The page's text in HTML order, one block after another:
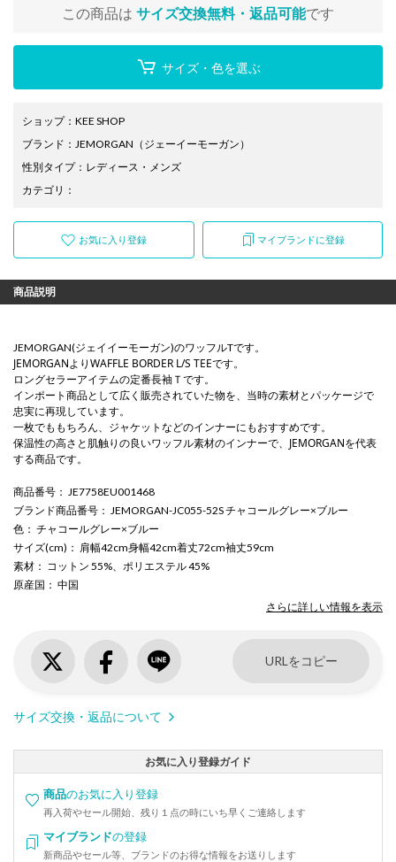
この商品は サイズ交換無料・返品可能です
サイズ・色を選ぶ
ショップ： KEE SHOP
ブランド ： JEMORGAN （ジェーイーモーガン）
性別タイプ： レディース ・ メンズ
カテゴリ ：
お気に入り登録 マイブランドに登録
商品説明
JEMORGAN(ジェイイーモーガン)のワッフルTです。
JEMORGANよりWAFFLE BORDER L/S TEEです。
ロングセラーアイテムの定番長袖Ｔです。
インポート商品として広く販売されていた物を、当時の素材とパッケージで
忠実に再現しています。
一枚でももちろん、ジャケットなどのインナーにもおすすめです。
保温性の高さと肌触りの良いワッフル素材のインナーで、JEMORGANを代表
する商品です。
商品番号 ： JE7758EU001468
ブランド商品番号 ： JEMORGAN-JC055-52S チャコールグレー×ブルー
色 ： チャコールグレー×ブルー
サイズ(cm) ： 肩幅42cm身幅42cm着丈72cm袖丈59cm
素材 ： コットン 55%、ポリエステル 45%
原産国 ： 中国
さらに詳しい情報を表示
URLをコピー
サイズ交換・返品について
お気に入り登録ガイド
商品のお気に入り登録
再入荷やセール開始、残り１点の時にいち早くご連絡します
マイブランドの登録
新商品やセール等、ブランドのお得な情報をお送りします